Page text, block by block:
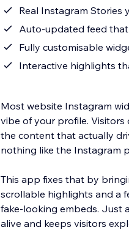
Real Instagram Stories
Auto-updated feed
Fully customisable
Interactive highlights
Most website Instagram
vibe of your profile. Visitors
the content that actually
nothing like the Instagram
This app fixes that by
scrollable highlights and a
fake-looking embeds. Just
alive and keeps visitors